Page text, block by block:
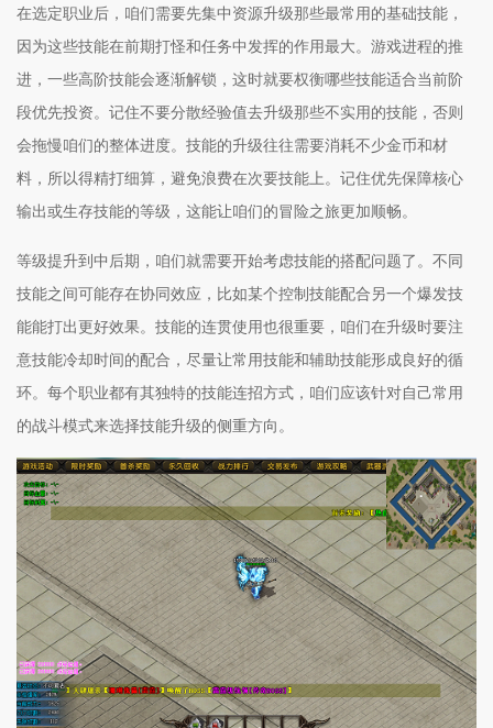
在选定职业后，咱们需要先集中资源升级那些最常用的基础技能，
因为这些技能在前期打怪和任务中发挥的作用最大。游戏进程的推
进，一些高阶技能会逐渐解锁，这时就要权衡哪些技能适合当前阶
段优先投资。记住不要分散经验值去升级那些不实用的技能，否则
会拖慢咱们的整体进度。技能的升级往往需要消耗不少金币和材
料，所以得精打细算，避免浪费在次要技能上。记住优先保障核心
输出或生存技能的等级，这能让咱们的冒险之旅更加顺畅。
等级提升到中后期，咱们就需要开始考虑技能的搭配问题了。不同
技能之间可能存在协同效应，比如某个控制技能配合另一个爆发技
能能打出更好效果。技能的连贯使用也很重要，咱们在升级时要注
意技能冷却时间的配合，尽量让常用技能和辅助技能形成良好的循
环。每个职业都有其独特的技能连招方式，咱们应该针对自己常用
的战斗模式来选择技能升级的侧重方向。